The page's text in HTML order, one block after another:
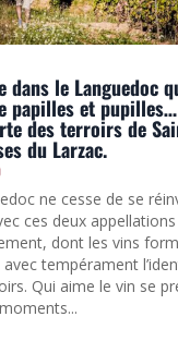
dans le Languedoc
papilles et
des terroirs de
du Larzac.
ne cesse de se
ces deux
dont les vins
tempérament
Qui aime le vin se